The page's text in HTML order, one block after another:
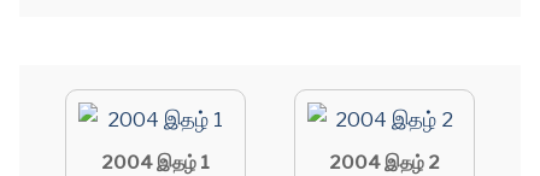
2004 இதழ் 1 2004 இதழ் 2